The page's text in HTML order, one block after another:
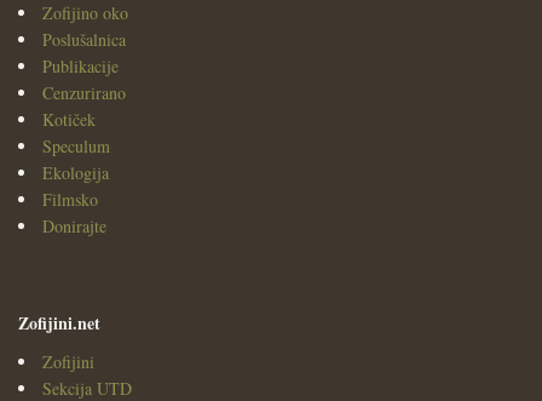
Zofijino oko
Poslušalnica
Publikacije
Cenzurirano
Kotiček
Speculum
Ekologija
Filmsko
Donirajte
Zofijini.net
Zofijini
Sekcija UTD